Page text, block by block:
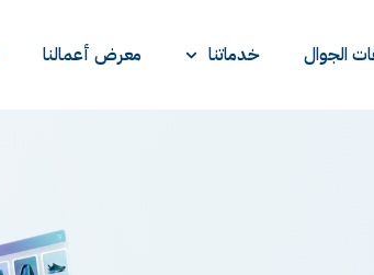
الجوال خدماتنا معرض أعمالنا